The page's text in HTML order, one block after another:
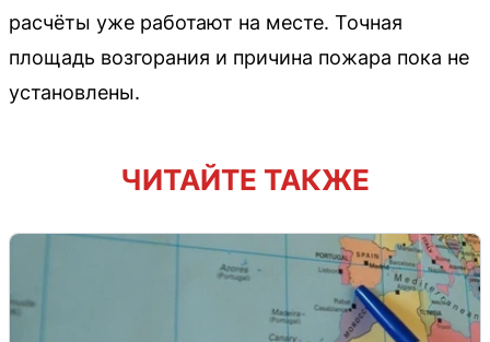
расчёты уже работают на месте. Точная
площадь возгорания и причина пожара пока не
установлены.
ЧИТАЙТЕ ТАКЖЕ